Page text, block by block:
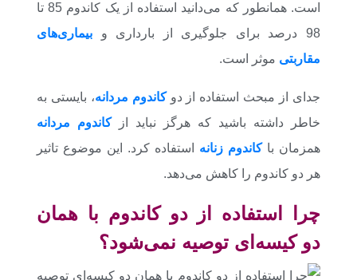
است. همانطور که می‌دانید استفاده از یک کاندوم 85 تا
98 درصد برای جلوگیری از بارداری و
بیماری‌های
مقاربتی موثر است.
جدای از مبحث استفاده از دوکاندوم مردانه، بایستی به
خاطر داشته باشید که هرگز نباید ازکاندوم مردانه
همزمان باکاندوم زنانه استفاده کرد. این موضوع تاثیر
هر دو کاندوم را کاهش می‌دهد.
چرا استفاده از دو کاندوم با همان
دو کیسه‌ای توصیه نمی‌شود؟